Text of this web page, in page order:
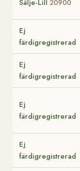
Sälje-Lill 20900
Ej
färdigregistrerad
Ej
färdigregistrerad
Ej
färdigregistrerad
Ej
färdigregistrerad